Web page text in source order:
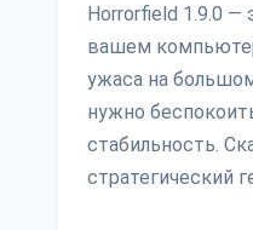
Horrorfield 1.9.0 —
вашем
ужаса на
нужно
стабильность.
стратегический